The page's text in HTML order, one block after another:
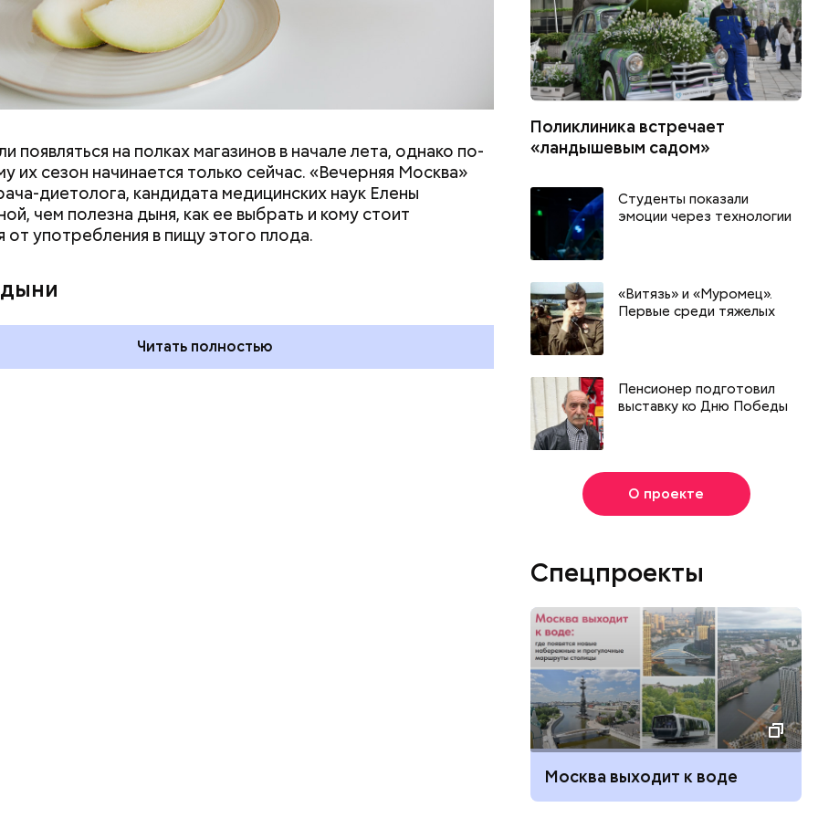
какие
в России
августа
День тульского пряника и
День сидения на
подоконниках: какие
праздники отмечают в России
и мире 2 августа
праздники
появляться на полках магазинов в начале лета, однако по-
их сезон начинается только сейчас. «Вечерняя Москва»
диетолога, кандидата медицинских наук Елены
чем полезна дыня, как ее выбрать и кому стоит
от употребления в пищу этого плода.
Читать полностью
Поликлиника встречает
«ландышевым садом»
Студенты показали
эмоции через технологии
«Витязь» и «Муромец».
Первые среди тяжелых
Пенсионер подготовил
выставку ко Дню Победы
О проекте
Спецпроекты
Москва выходит к воде